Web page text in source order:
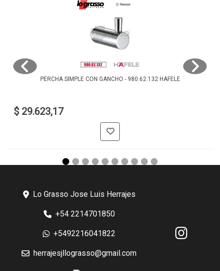
PERCHA SIMPLE CON GANCHO - 980.62.132 HAFELE
$ 29.623,17
Lo Grasso Jose Luis Herrajes
+54 2214701850
+5492216041822
herrajesjllograsso@gmail.com